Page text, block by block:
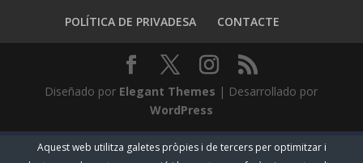
POLÍTICA DE PRIVADESA CONTACTE
Diseñado por Elegant Themes | Desarrollado por
WordPress
Aquest web utilitza galetes pròpies i de tercers per optimitzar i